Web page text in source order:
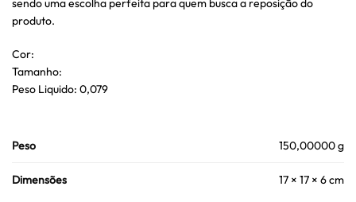
sendo uma escolha perfeita para quem busca a reposição do
produto.
Cor:
Tamanho:
Peso Liquido: 0,079
Peso 150,00000 g
Dimensões 17 × 17 × 6 cm